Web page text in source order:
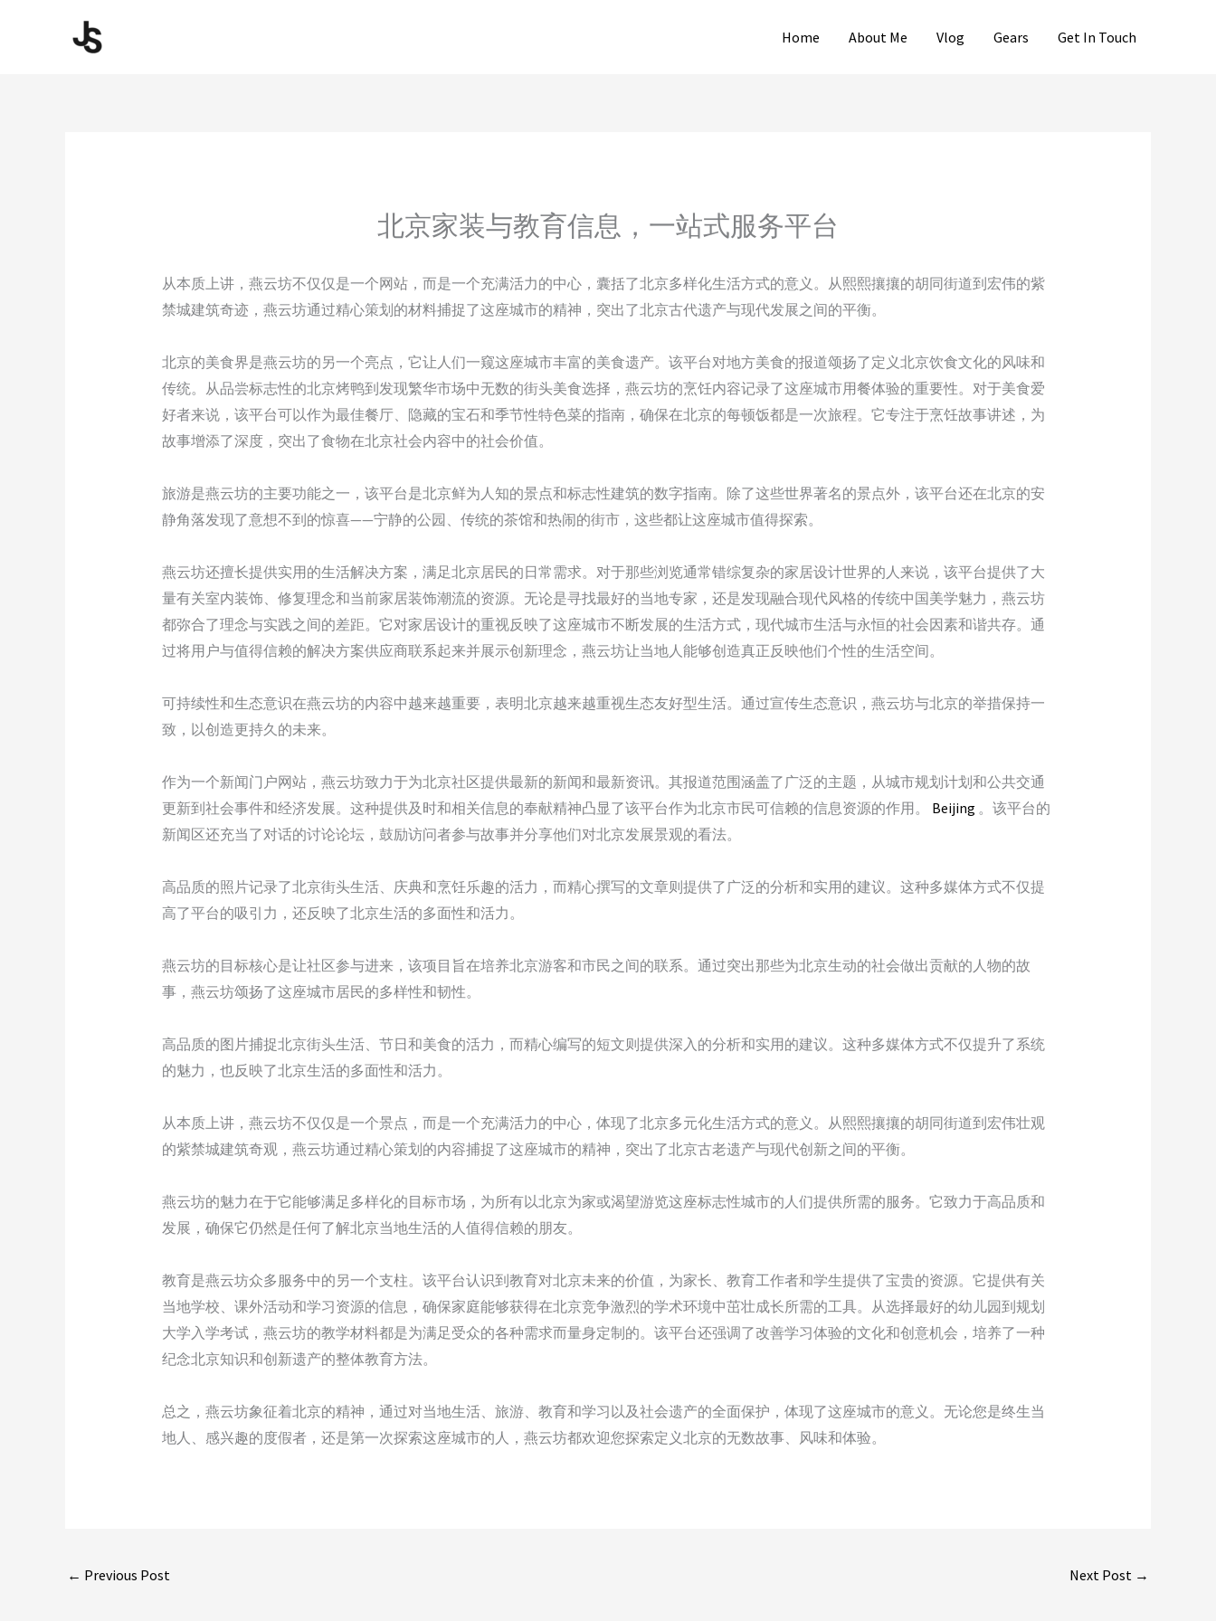
Home About Me Vlog Gears Get In Touch
北京家装与教育信息，一站式服务平台
从本质上讲，燕云坊不仅仅是一个网站，而是一个充满活力的中心，囊括了北京多样化生活方式的意义。从熙熙攘攘的胡同街道到宏伟的紫
禁城建筑奇迹，燕云坊通过精心策划的材料捕捉了这座城市的精神，突出了北京古代遗产与现代发展之间的平衡。
北京的美食界是燕云坊的另一个亮点，它让人们一窥这座城市丰富的美食遗产。该平台对地方美食的报道颂扬了定义北京饮食文化的风味和
传统。从品尝标志性的北京烤鸭到发现繁华市场中无数的街头美食选择，燕云坊的烹饪内容记录了这座城市用餐体验的重要性。对于美食爱
好者来说，该平台可以作为最佳餐厅、隐藏的宝石和季节性特色菜的指南，确保在北京的每顿饭都是一次旅程。它专注于烹饪故事讲述，为
故事增添了深度，突出了食物在北京社会内容中的社会价值。
旅游是燕云坊的主要功能之一，该平台是北京鲜为人知的景点和标志性建筑的数字指南。除了这些世界著名的景点外，该平台还在北京的安
静角落发现了意想不到的惊喜——宁静的公园、传统的茶馆和热闹的街市，这些都让这座城市值得探索。
燕云坊还擅长提供实用的生活解决方案，满足北京居民的日常需求。对于那些浏览通常错综复杂的家居设计世界的人来说，该平台提供了大
量有关室内装饰、修复理念和当前家居装饰潮流的资源。无论是寻找最好的当地专家，还是发现融合现代风格的传统中国美学魅力，燕云坊
都弥合了理念与实践之间的差距。它对家居设计的重视反映了这座城市不断发展的生活方式，现代城市生活与永恒的社会因素和谐共存。通
过将用户与值得信赖的解决方案供应商联系起来并展示创新理念，燕云坊让当地人能够创造真正反映他们个性的生活空间。
可持续性和生态意识在燕云坊的内容中越来越重要，表明北京越来越重视生态友好型生活。通过宣传生态意识，燕云坊与北京的举措保持一
致，以创造更持久的未来。
作为一个新闻门户网站，燕云坊致力于为北京社区提供最新的新闻和最新资讯。其报道范围涵盖了广泛的主题，从城市规划计划和公共交通
更新到社会事件和经济发展。这种提供及时和相关信息的奉献精神凸显了该平台作为北京市民可信赖的信息资源的作用。 Beijing 。该平台的
新闻区还充当了对话的讨论论坛，鼓励访问者参与故事并分享他们对北京发展景观的看法。
高品质的照片记录了北京街头生活、庆典和烹饪乐趣的活力，而精心撰写的文章则提供了广泛的分析和实用的建议。这种多媒体方式不仅提
高了平台的吸引力，还反映了北京生活的多面性和活力。
燕云坊的目标核心是让社区参与进来，该项目旨在培养北京游客和市民之间的联系。通过突出那些为北京生动的社会做出贡献的人物的故
事，燕云坊颂扬了这座城市居民的多样性和韧性。
高品质的图片捕捉北京街头生活、节日和美食的活力，而精心编写的短文则提供深入的分析和实用的建议。这种多媒体方式不仅提升了系统
的魅力，也反映了北京生活的多面性和活力。
从本质上讲，燕云坊不仅仅是一个景点，而是一个充满活力的中心，体现了北京多元化生活方式的意义。从熙熙攘攘的胡同街道到宏伟壮观
的紫禁城建筑奇观，燕云坊通过精心策划的内容捕捉了这座城市的精神，突出了北京古老遗产与现代创新之间的平衡。
燕云坊的魅力在于它能够满足多样化的目标市场，为所有以北京为家或渴望游览这座标志性城市的人们提供所需的服务。它致力于高品质和
发展，确保它仍然是任何了解北京当地生活的人值得信赖的朋友。
教育是燕云坊众多服务中的另一个支柱。该平台认识到教育对北京未来的价值，为家长、教育工作者和学生提供了宝贵的资源。它提供有关
当地学校、课外活动和学习资源的信息，确保家庭能够获得在北京竞争激烈的学术环境中茁壮成长所需的工具。从选择最好的幼儿园到规划
大学入学考试，燕云坊的教学材料都是为满足受众的各种需求而量身定制的。该平台还强调了改善学习体验的文化和创意机会，培养了一种
纪念北京知识和创新遗产的整体教育方法。
总之，燕云坊象征着北京的精神，通过对当地生活、旅游、教育和学习以及社会遗产的全面保护，体现了这座城市的意义。无论您是终生当
地人、感兴趣的度假者，还是第一次探索这座城市的人，燕云坊都欢迎您探索定义北京的无数故事、风味和体验。
← Previous Post Next Post →